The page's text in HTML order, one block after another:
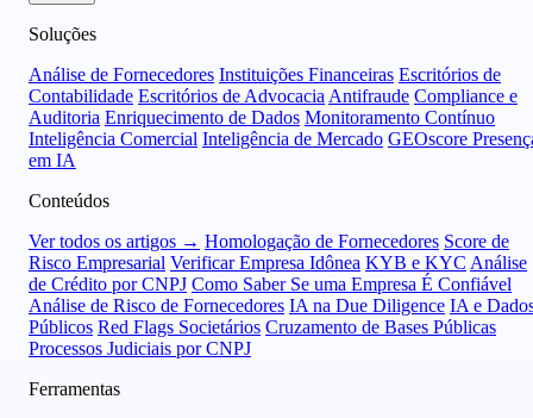
Soluções
Análise de Fornecedores Instituições Financeiras Escritórios de
Contabilidade Escritórios de Advocacia Antifraude Compliance e
Auditoria Enriquecimento de Dados Monitoramento Contínuo
Inteligência Comercial Inteligência de Mercado GEOscore
em IA
Conteúdos
Ver todos os artigos → Homologação de Fornecedores Score de
Risco Empresarial Verificar Empresa Idônea KYB e KYC Análise
de Crédito por CNPJ Como Saber Se uma Empresa É Confiável
Análise de Risco de Fornecedores IA na Due Diligence IA e
Públicos Red Flags Societários Cruzamento de Bases Públicas
Processos Judiciais por CNPJ
Ferramentas